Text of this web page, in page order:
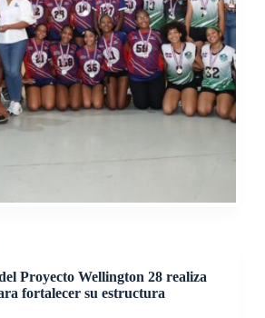
Proyecto Wellington 28 realiza
fortalecer su estructura